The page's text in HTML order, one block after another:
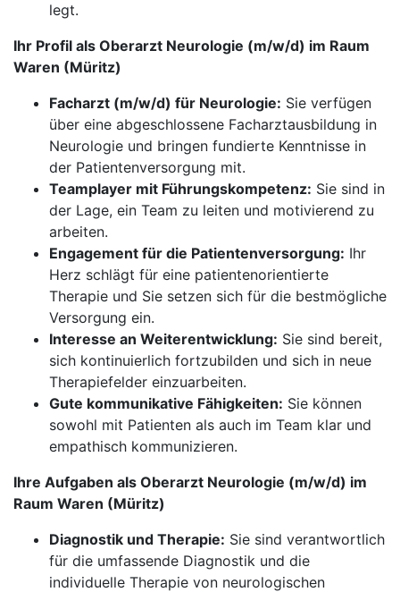
legt.
Ihr Profil als Oberarzt Neurologie (m/w/d) im Raum
Waren (Müritz)
Facharzt (m/w/d) für Neurologie: Sie verfügen
über eine abgeschlossene Facharztausbildung in
Neurologie und bringen fundierte Kenntnisse in
der Patientenversorgung mit.
Teamplayer mit Führungskompetenz: Sie sind in
der Lage, ein Team zu leiten und motivierend zu
arbeiten.
Engagement für die Patientenversorgung: Ihr
Herz schlägt für eine patientenorientierte
Therapie und Sie setzen sich für die bestmögliche
Versorgung ein.
Interesse an Weiterentwicklung: Sie sind bereit,
sich kontinuierlich fortzubilden und sich in neue
Therapiefelder einzuarbeiten.
Gute kommunikative Fähigkeiten: Sie können
sowohl mit Patienten als auch im Team klar und
empathisch kommunizieren.
Ihre Aufgaben als Oberarzt Neurologie (m/w/d) im
Raum Waren (Müritz)
Diagnostik und Therapie: Sie sind verantwortlich
für die umfassende Diagnostik und die
individuelle Therapie von neurologischen